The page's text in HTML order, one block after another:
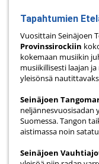
Tapahtumien
Vuosittain Seinäjoen
Provinssirockiin
kokemaan musiikin
musiikillisesti laajan
yleisönsä
Seinäjoen
neljännesvuosisadan
Suomessa. Tangon
aistimassa noin
Seinäjoen